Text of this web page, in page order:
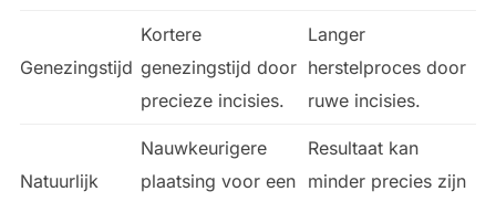
Genezingstijd
Kortere
genezingstijd door
precieze incisies.
Langer
herstelproces door
ruwe incisies.
Natuurlijk
Nauwkeurigere
plaatsing voor een
Resultaat kan
minder precies zijn